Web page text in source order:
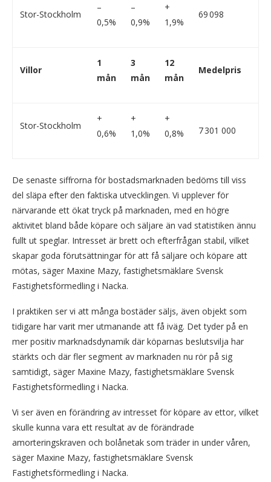
Stor-Stockholm
–
0,5%
–
0,9%
+
1,9%
69 098
Villor
1
mån
3
mån
12
mån
Medelpris
Stor-Stockholm
+
0,6%
+
1,0%
+
0,8%
7 301 000
De senaste siffrorna för bostadsmarknaden bedöms till viss
del släpa efter den faktiska utvecklingen. Vi upplever för
närvarande ett ökat tryck på marknaden, med en högre
aktivitet bland både köpare och säljare än vad statistiken ännu
fullt ut speglar. Intresset är brett och efterfrågan stabil, vilket
skapar goda förutsättningar för att få säljare och köpare att
mötas, säger Maxine Mazy, fastighetsmäklare Svensk
Fastighetsförmedling i Nacka.
I praktiken ser vi att många bostäder säljs, även objekt som
tidigare har varit mer utmanande att få iväg. Det tyder på en
mer positiv marknadsdynamik där köparnas beslutsvilja har
stärkts och där fler segment av marknaden nu rör på sig
samtidigt, säger Maxine Mazy, fastighetsmäklare Svensk
Fastighetsförmedling i Nacka.
Vi ser även en förändring av intresset för köpare av ettor, vilket
skulle kunna vara ett resultat av de förändrade
amorteringskraven och bolånetak som träder in under våren,
säger Maxine Mazy, fastighetsmäklare Svensk
Fastighetsförmedling i Nacka.